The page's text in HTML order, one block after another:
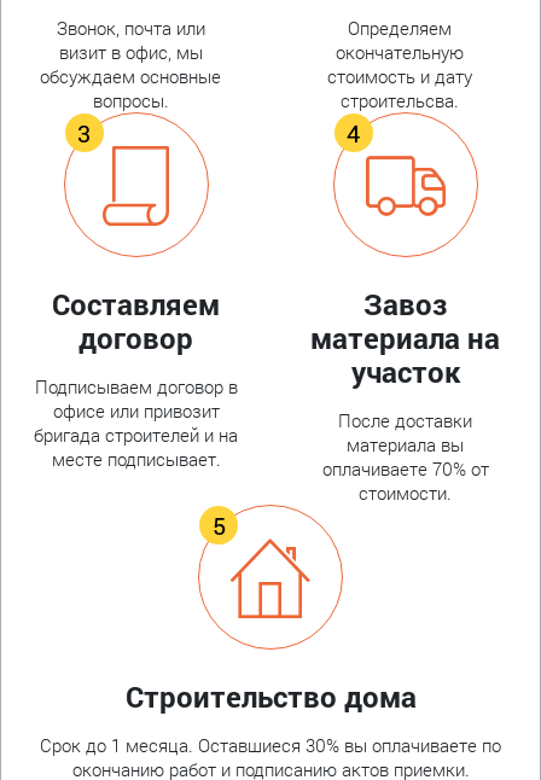
Звонок, почта или
визит в офис, мы
обсуждаем основные
вопросы.
Определяем
окончательную
стоимость и дату
строительсва.
Составляем
договор
Подписываем договор в
офисе или привозит
бригада строителей и на
месте подписывает.
Завоз
материала на
участок
После доставки
материала вы
оплачиваете 70% от
стоимости.
Строительство дома
Срок до 1 месяца. Оставшиеся 30% вы оплачиваете по
окончанию работ и подписанию актов приемки.